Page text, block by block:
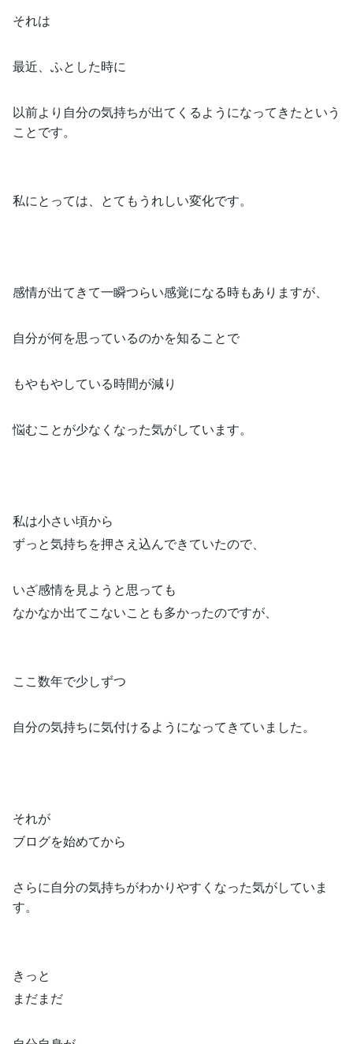
それは
最近、ふとした時に
以前より自分の気持ちが出てくるようになってきたという
ことです。
私にとっては、とてもうれしい変化です。
感情が出てきて一瞬つらい感覚になる時もありますが、
自分が何を思っているのかを知ることで
もやもやしている時間が減り
悩むことが少なくなった気がしています。
私は小さい頃から
ずっと気持ちを押さえ込んできていたので、
いざ感情を見ようと思っても
なかなか出てこないことも多かったのですが、
ここ数年で少しずつ
自分の気持ちに気付けるようになってきていました。
それが
ブログを始めてから
さらに自分の気持ちがわかりやすくなった気がしていま
す。
きっと
まだまだ